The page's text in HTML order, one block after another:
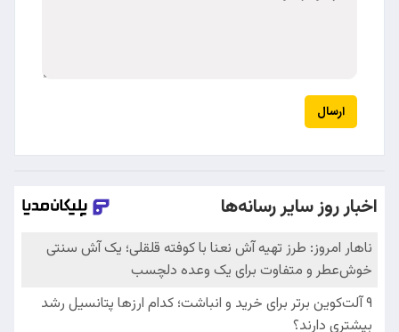
ارسال